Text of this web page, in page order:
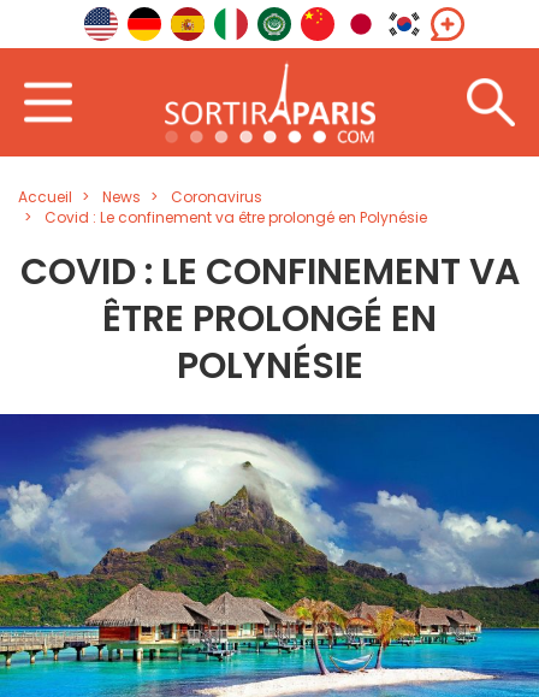
Accueil News
Coronavirus
Covid : Le confinement va être prolongé en Polynésie
COVID : LE CONFINEMENT VA
ÊTRE PROLONGÉ EN
POLYNÉSIE